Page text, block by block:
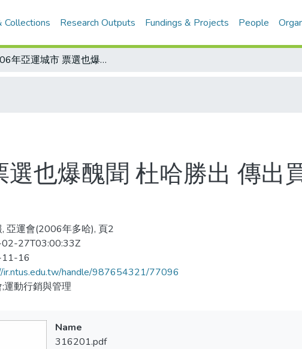
Collections Research Outputs Fundings & Projects People
2006年亞運城市 票選也爆醜聞 杜哈勝出 傳出買票 1票3萬美元 才使香港失利
也爆醜聞 杜哈勝出 傳出
, 亞運會(2006年多哈), 頁2
27T03:00:33Z
16
ir.ntus.edu.tw/handle/987654321/77096
運動行銷與管理
Name
316201.pdf